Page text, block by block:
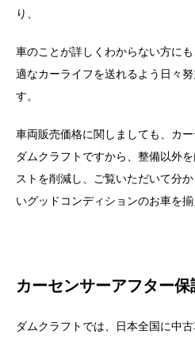
り、
車のことが詳しくわからない方に
適なカーライフを送れるよう日々
す。
車両販売価格に関しましても、カ
ダムクラフトですから、整備以外
ストを削減し、ご覧いただいて分
いグッドコンディションのお車を
カーセンサーアフター保
ダムクラフトでは、日本全国に中